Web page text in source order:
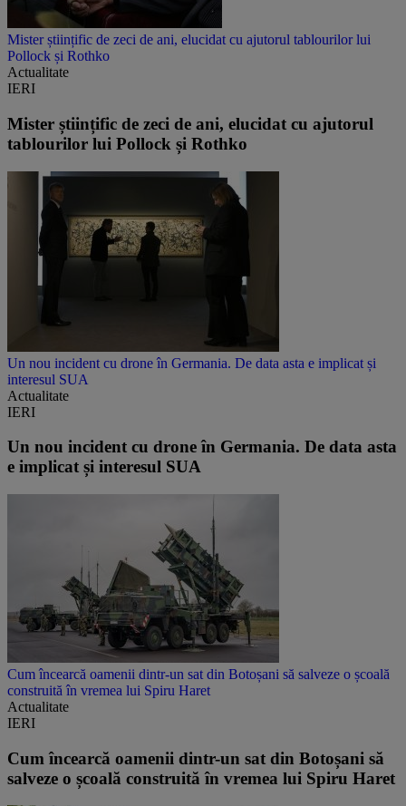
Mister științific de zeci de ani, elucidat cu ajutorul tablourilor lui
Pollock și Rothko
Actualitate
IERI
Mister științific de zeci de ani, elucidat cu ajutorul
tablourilor lui Pollock și Rothko
Un nou incident cu drone în Germania. De data asta e implicat și
interesul SUA
Actualitate
IERI
Un nou incident cu drone în Germania. De data asta
e implicat și interesul SUA
Cum încearcă oamenii dintr-un sat din Botoșani să salveze o școală
construită în vremea lui Spiru Haret
Actualitate
IERI
Cum încearcă oamenii dintr-un sat din Botoșani să
salveze o școală construită în vremea lui Spiru Haret